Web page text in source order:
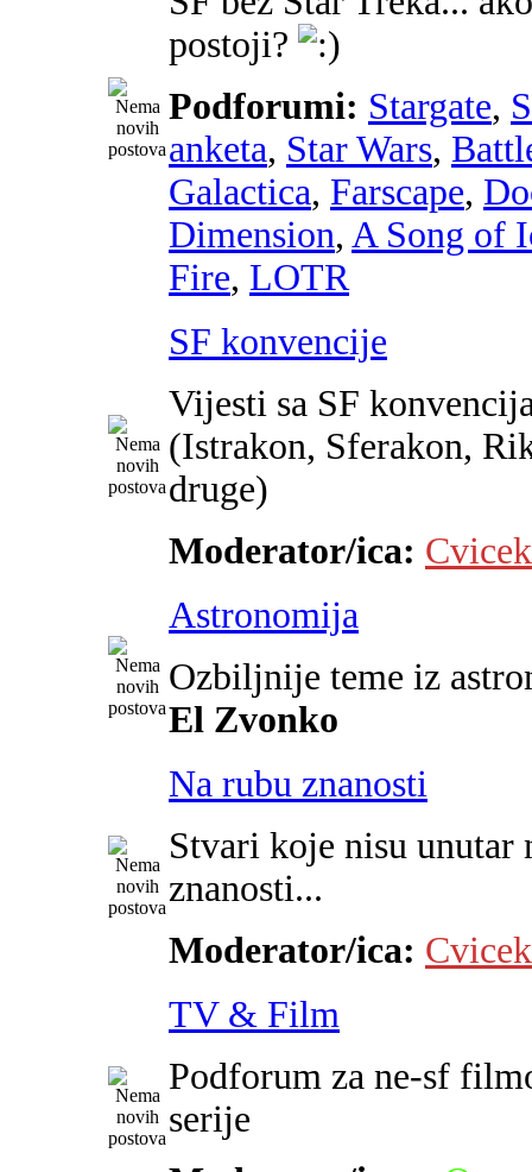
postoji?
Podforumi: Stargate,
anketa, Star Wars,
Galactica, Farscape,
Dimension, A Song of
Fire, LOTR
SF konvencije
Vijesti sa SF
(Istrakon, Sferakon,
druge)
Moderator/ica: Cvicek
Astronomija
Ozbiljnije teme iz
El Zvonko
Na rubu znanosti
Stvari koje nisu unutar
znanosti...
Moderator/ica: Cvicek
TV & Film
Podforum za ne-sf
serije